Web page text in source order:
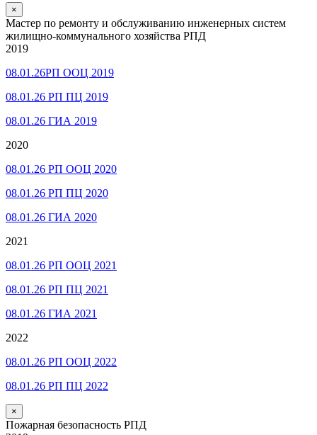
×
Мастер по ремонту и обслуживанию инженерных систем
жилищно-коммунального хозяйства РПД
2019
08.01.26РП ООЦ 2019
08.01.26 РП ПЦ 2019
08.01.26 ГИА 2019
2020
08.01.26 РП ООЦ 2020
08.01.26 РП ПЦ 2020
08.01.26 ГИА 2020
2021
08.01.26 РП ООЦ 2021
08.01.26 РП ПЦ 2021
08.01.26 ГИА 2021
2022
08.01.26 РП ООЦ 2022
08.01.26 РП ПЦ 2022
×
Пожарная безопасность РПД